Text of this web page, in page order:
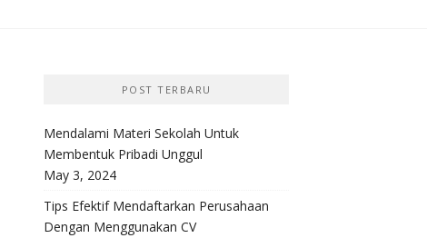
POST TERBARU
Mendalami Materi Sekolah Untuk
Membentuk Pribadi Unggul
May 3, 2024
Tips Efektif Mendaftarkan Perusahaan
Dengan Menggunakan CV